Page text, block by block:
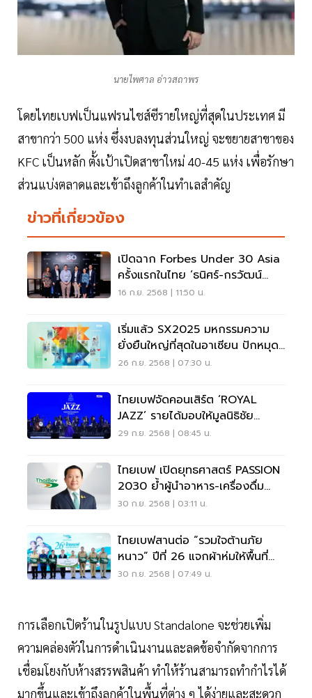
นายไพศาล อ่าวสถาพร
โดยไทยเบฟเป็นแฟรนไชส์ซีรายใหญ่ที่สุดในประเทศ มี
สาขากว่า 500 แห่ง ซึ่งงบลงทุนส่วนใหญ่ จะขยายสาขาของ
KFC เป็นหลัก ตั้งเป้าเปิดสาขาใหม่ 40-45 แห่ง เพื่อรักษา
ส่วนแบ่งตลาดและเข้าถึงลูกค้าในทำเลสำคัญ
ข่าวที่เกี่ยวข้อง
เปิดฉาก Forbes Under 30 Asia
ครั้งแรกในไทย ‘ธนิศร์-กรวัฒน์
เจียรวนนท์’ ร่วมโชว์วิสัยทัศน์
16 ก.ย. 2568 | 11:50 น.
เริ่มแล้ว SX2025 มหกรรมความ
ยั่งยืนใหญ่ที่สุดในอาเซียน ปักหมุด
10 วันเต็ม
26 ก.ย. 2568 | 07:30 น.
ไทยเบฟจัดคอนเสิร์ต ‘ROYAL
JAZZ’ รายได้มอบให้มูลนิธิชัย
พัฒนา
29 ก.ย. 2568 | 08:45 น.
ไทยเบฟ เปิดยุทธศาสตร์ PASSION
2030 ย้ำผู้นำอาหาร-เครื่องดื่ม
อาเซียน
30 ก.ย. 2568 | 03:11 น.
ไทยเบฟสานต่อ “รวมใจต้านภัย
หนาว” ปีที่ 26 แจกผ้าห่มให้พื้นที่
ห่างไกล
30 ก.ย. 2568 | 07:49 น.
การเลือกเปิดร้านในรูปแบบ Standalone จะช่วยเพิ่ม
ความคล่องตัวในการดำเนินงานและลดข้อจำกัดจากการ
เชื่อมโยงกับห้างสรรพสินค้า ทำให้ร้านสามารถทำกำไรได้
มากขึ้นและเข้าถึงลูกค้าในพื้นที่ต่าง ๆ ได้ง่ายและสะดวก